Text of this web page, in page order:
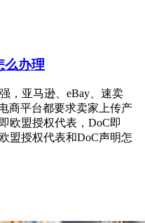
么办理
，亚马逊、eBay、速卖
商平台都要求卖家上传产
欧盟授权代表，DoC即
盟授权代表和DoC声明怎